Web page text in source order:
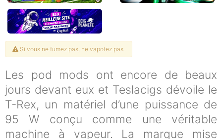
Si vous ne fumez pas, ne vapotez pas.
Les pod mods ont encore de beaux
jours devant eux et Teslacigs dévoile le
T-Rex, un matériel d’une puissance de
95 W conçu comme une véritable
machine à vapeur. La marque mise